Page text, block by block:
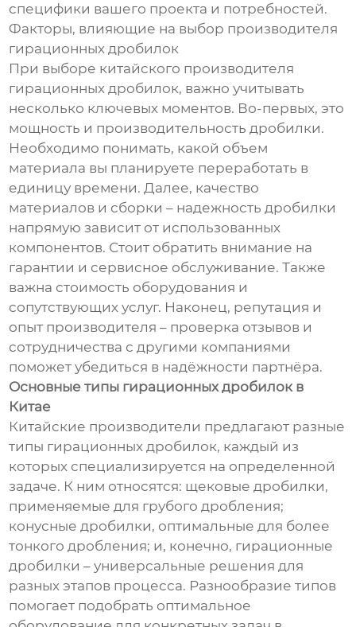
специфики вашего проекта и потребностей.
Факторы, влияющие на выбор производителя
гирационных дробилок
При выборе китайского производителя
гирационных дробилок, важно учитывать
несколько ключевых моментов. Во-первых, это
мощность и производительность дробилки.
Необходимо понимать, какой объем
материала вы планируете переработать в
единицу времени. Далее, качество
материалов и сборки – надежность дробилки
напрямую зависит от использованных
компонентов. Стоит обратить внимание на
гарантии и сервисное обслуживание. Также
важна стоимость оборудования и
сопутствующих услуг. Наконец, репутация и
опыт производителя – проверка отзывов и
сотрудничества с другими компаниями
поможет убедиться в надёжности партнёра.
Основные типы гирационных дробилок в
Китае
Китайские производители предлагают разные
типы гирационных дробилок, каждый из
которых специализируется на определенной
задаче. К ним относятся: щековые дробилки,
применяемые для грубого дробления;
конусные дробилки, оптимальные для более
тонкого дробления; и, конечно, гирационные
дробилки – универсальные решения для
разных этапов процесса. Разнообразие типов
помогает подобрать оптимальное